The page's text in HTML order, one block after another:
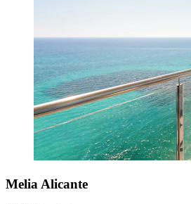
Melia Alicante